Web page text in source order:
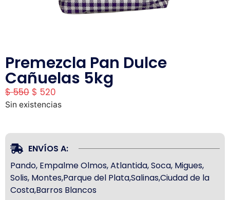
Premezcla Pan Dulce
Cañuelas 5kg
$550 $ 520
Sin existencias
ENVÍOS A:
Pando, Empalme Olmos, Atlantida, Soca, Migues,
Solis, Montes,Parque del Plata,Salinas,Ciudad de la
Costa,Barros Blancos